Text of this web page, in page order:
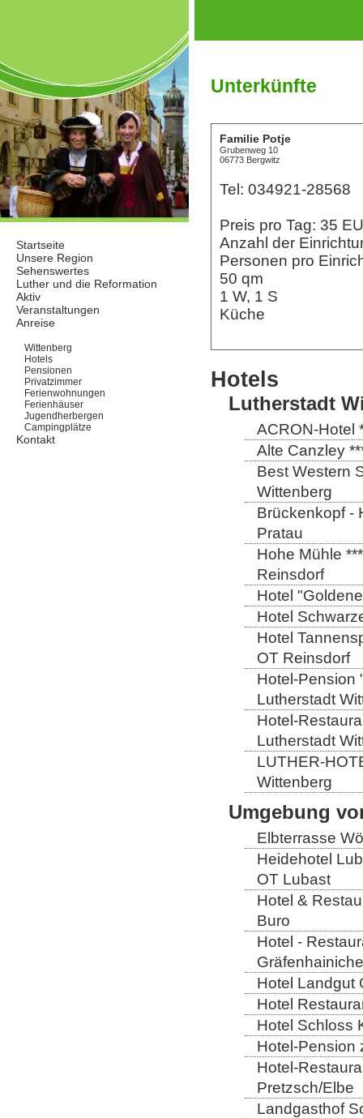
Startseite
Unsere Region
Sehenswertes
Luther und die Reformation
Aktiv
Veranstaltungen
Anreise
Wittenberg
Hotels
Pensionen
Privatzimmer
Ferienwohnungen
Ferienhäuser
Jugendherbergen
Campingplätze
Kontakt
Unterkünfte
Familie Potje
Grubenweg 10
06773 Bergwitz
Tel: 034921-28568
Preis pro Tag: 35
Anzahl der
Personen pro
50 qm
1 W, 1 S
Küche
Hotels
Lutherstadt
ACRON-Hotel
Alte Canzley
Best Western
Wittenberg
Brückenkopf -
Pratau
Hohe Mühle
Reinsdorf
Hotel
Hotel
Hotel
OT Reinsdorf
Hotel-Pension
Lutherstadt
Hotel-
Lutherstadt
LUTHER-
Wittenberg
Umgebung
Elbterrasse
Heidehotel
OT Lubast
Hotel &
Buro
Hotel -
Hotel Landgut
Hotel
Hotel Schloss
Hotel-Pension
Hotel-
Pretzsch/Elbe
Landgasthof